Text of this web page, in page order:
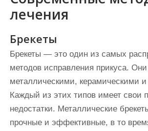
лечения
Брекеты
Брекеты — это один из самых
методов исправления прикуса.
металлическими, керамическими
Каждый из этих типов имеет свои
недостатки. Металлические
прочные и эффективные, в то